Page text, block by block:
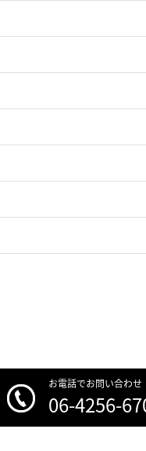
お電話でお問い合わせ
06-4256-